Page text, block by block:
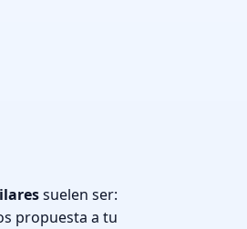
suelen ser:
propuesta a tu